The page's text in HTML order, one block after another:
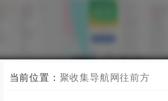
当前位置： 聚收集导航网往前方